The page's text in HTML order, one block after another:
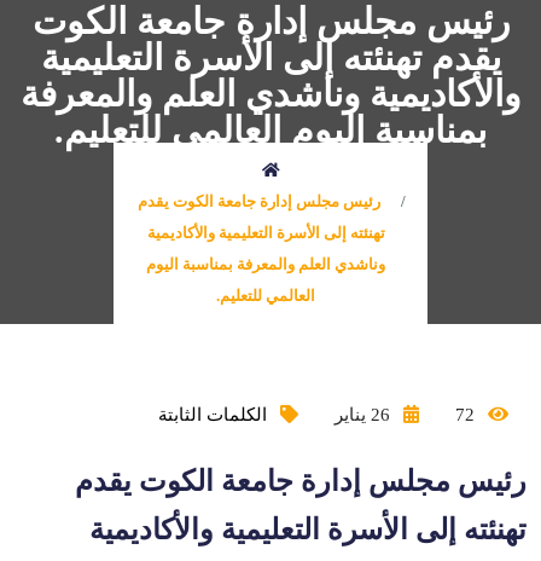
رئيس مجلس إدارة جامعة الكوت
يقدم تهنئته إلى الأسرة التعليمية
والأكاديمية وناشدي العلم والمعرفة
بمناسبة اليوم العالمي للتعليم.
رئيس مجلس إدارة جامعة الكوت يقدم
تهنئته إلى الأسرة التعليمية والأكاديمية
وناشدي العلم والمعرفة بمناسبة اليوم
العالمي للتعليم.
الكلمات الثابتة
رئيس مجلس إدارة جامعة الكوت يقدم
تهنئته إلى الأسرة التعليمية والأكاديمية